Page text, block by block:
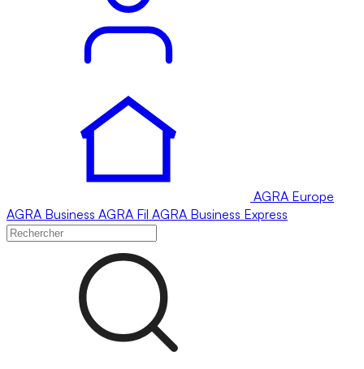
AGRA Europe
AGRA Business AGRA Fil AGRA Business Express